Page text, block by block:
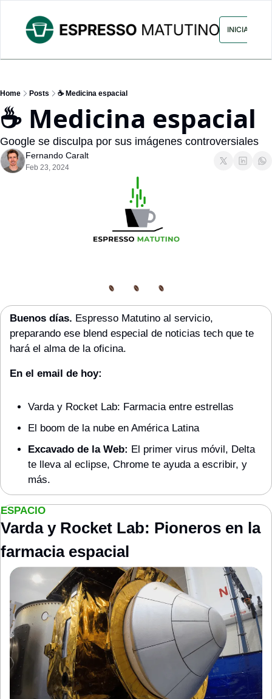
ARCHIVO ANUNCIA CON
INICIAR
Home Posts ☕ Medicina espacial
☕ Medicina espacial
Google se disculpa por sus imágenes controversiales
Fernando Caralt
Feb 23, 2024
Buenos días. Espresso Matutino al servicio,
preparando ese blend especial de noticias tech que te
hará el alma de la oficina.
En el email de hoy:
Varda y Rocket Lab: Farmacia entre estrellas
El boom de la nube en América Latina
Excavado de la Web: El primer virus móvil, Delta
te lleva al eclipse, Chrome te ayuda a escribir, y
más.
ESPACIO
Varda y Rocket Lab: Pioneros en la
farmacia espacial